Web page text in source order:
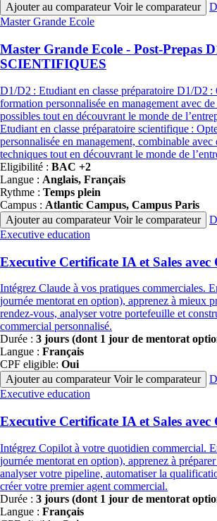
Ajouter au comparateur Voir le comparateur
Famille
programmes
Master Grande Ecole
Master Grande Ecole - Post-Prepas
SCIENTIFIQUES
D1/D2 : Etudiant en classe préparatoire D1/D2 :
formation personnalisée en management avec
possibles tout en découvrant le monde de
Etudiant en classe préparatoire scientifique :
personnalisée en management, combinable avec
techniques tout en découvrant le monde de
Eligibilité : BAC +2
Langue : Anglais, Français
Rythme : Temps plein
Campus : Atlantic Campus, Campus Paris
Ajouter au comparateur Voir le comparateur
Famille
programmes
Executive education
Executive Certificate IA et Sales
Intégrez Claude à vos pratiques commerciales.
journée mentorat en option), apprenez à mieux
rendez-vous, analyser votre portefeuille et
commercial personnalisé.
Durée : 3 jours (dont 1 jour de mentorat
Langue : Français
CPF eligible: Oui
Ajouter au comparateur Voir le comparateur
Famille
programmes
Executive education
Executive Certificate IA et Sales
Intégrez Copilot à votre quotidien commercial.
journée mentorat en option), apprenez à
analyser votre pipeline, automatiser la
créer votre premier agent commercial.
Durée : 3 jours (dont 1 jour de mentorat
Langue : Français